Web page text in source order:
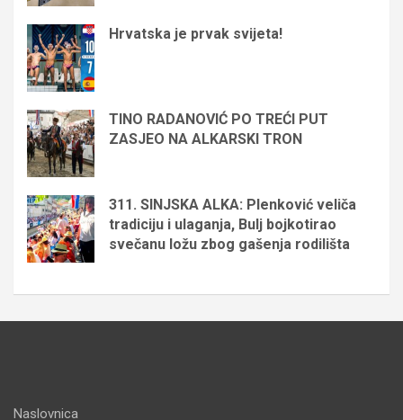
Hrvatska je prvak svijeta!
TINO RADANOVIĆ PO TREĆI PUT
ZASJEO NA ALKARSKI TRON
311. SINJSKA ALKA: Plenković veliča
tradiciju i ulaganja, Bulj bojkotirao
svečanu ložu zbog gašenja rodilišta
Naslovnica